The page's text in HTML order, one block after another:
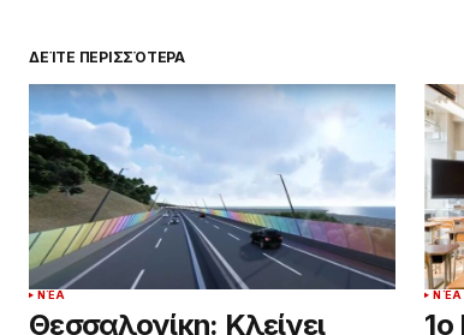
ΔΕΊΤΕ ΠΕΡΙΣΣΌΤΕΡΑ
ΝΈΑ
Θεσσαλονίκη: Κλείνει
ΝΈΑ
1ο